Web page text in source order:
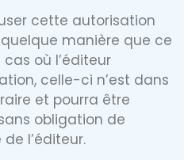
cette autorisation
manière que ce
où l’éditeur
celle-ci n’est dans
et pourra être
obligation de
l’éditeur.